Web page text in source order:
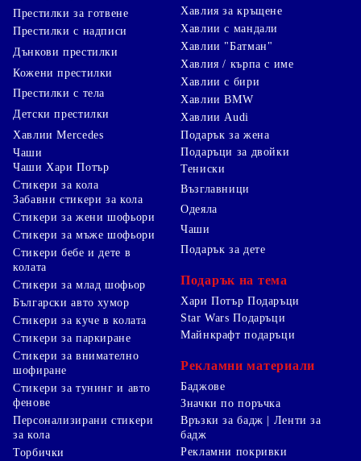
Престилки за готвене
Престилки с надписи
Дънкови престилки
Кожени престилки
Престилки с тела
Детски престилки
Хавлия за кръщене
Хавлии с мандали
Хавлии "Батман"
Хавлия / кърпа с име
Хавлии с бири
Хавлии BMW
Хавлии Audi
Хавлии Mercedes
Чаши
Чаши Хари Потър
Стикери за кола
Забавни стикери за кола
Стикери за жени шофьори
Стикери за мъже шофьори
Стикери бебе и дете в
колата
Стикери за млад шофьор
Български авто хумор
Стикери за куче в колата
Стикери за паркиране
Стикери за внимателно
шофиране
Стикери за тунинг и авто
фенове
Персонализирани стикери
за кола
Торбички
Подарък за жена
Подаръци за двойки
Тениски
Възглавници
Одеяла
Чаши
Подарък за дете
Подарък на тема
Хари Потър Подаръци
Star Wars Подаръци
Майнкрафт подаръци
Рекламни материали
Баджове
Значки по поръчка
Връзки за бадж | Ленти за
бадж
Рекламни покривки